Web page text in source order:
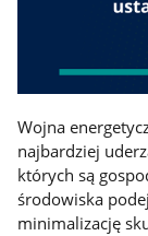
Wojna
najbardziej
których są
środowiska
minimalizację